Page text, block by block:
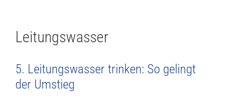
Leitungswasser
5. Leitungswasser trinken: So gelingt
der Umstieg